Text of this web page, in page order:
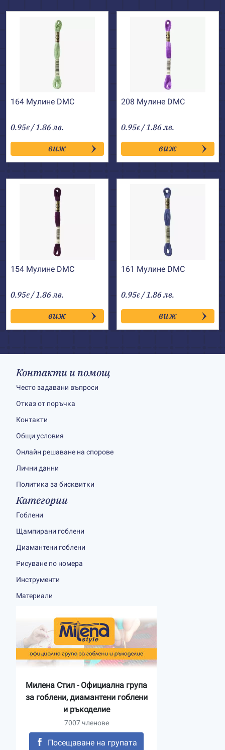
164 Мулине DMC
0.95€ / 1.86 лв.
виж
208 Мулине DMC
0.95€ / 1.86 лв.
виж
154 Мулине DMC
0.95€ / 1.86 лв.
виж
161 Мулине DMC
0.95€ / 1.86 лв.
виж
Контакти и помощ
Често задавани въпроси
Отказ от поръчка
Контакти
Общи условия
Онлайн решаване на спорове
Лични данни
Политика за бисквитки
Категории
Гоблени
Щампирани гоблени
Диамантени гоблени
Рисуване по номера
Инструменти
Материали
Милена Стил - Официална група
за гоблени, диамантени гоблени
и ръкоделие
7007 членове
Посещаване на групата